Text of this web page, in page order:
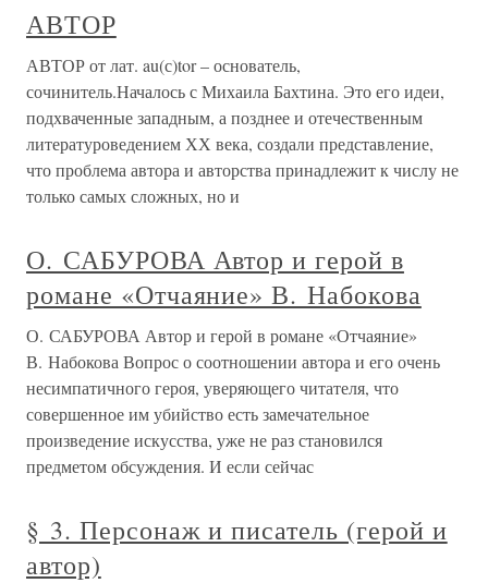
АВТОР
АВТОР от лат. au(с)tor – основатель,
сочинитель.Началось с Михаила Бахтина. Это его идеи,
подхваченные западным, а позднее и отечественным
литературоведением ХХ века, создали представление,
что проблема автора и авторства принадлежит к числу не
только самых сложных, но и
О. САБУРОВА Автор и герой в
романе «Отчаяние» В. Набокова
О. САБУРОВА Автор и герой в романе «Отчаяние»
В. Набокова Вопрос о соотношении автора и его очень
несимпатичного героя, уверяющего читателя, что
совершенное им убийство есть замечательное
произведение искусства, уже не раз становился
предметом обсуждения. И если сейчас
§ 3. Персонаж и писатель (герой и
автор)